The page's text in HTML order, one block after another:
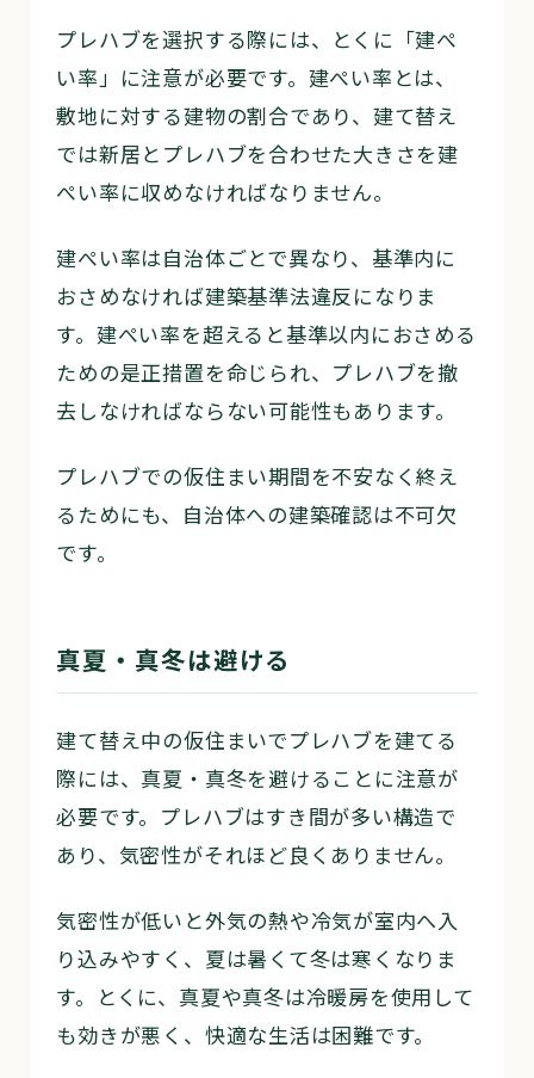
プレハブを選択する際には、とくに「建ぺ
い率」に注意が必要です。建ぺい率とは、
敷地に対する建物の割合であり、建て替え
では新居とプレハブを合わせた大きさを建
ぺい率に収めなければなりません。
建ぺい率は自治体ごとで異なり、基準内に
おさめなければ建築基準法違反になりま
す。建ぺい率を超えると基準以内におさめる
ための是正措置を命じられ、プレハブを撤
去しなければならない可能性もあります。
プレハブでの仮住まい期間を不安なく終え
るためにも、自治体への建築確認は不可欠
です。
真夏・真冬は避ける
建て替え中の仮住まいでプレハブを建てる
際には、真夏・真冬を避けることに注意が
必要です。プレハブはすき間が多い構造で
あり、気密性がそれほど良くありません。
気密性が低いと外気の熱や冷気が室内へ入
り込みやすく、夏は暑くて冬は寒くなりま
す。とくに、真夏や真冬は冷暖房を使用して
も効きが悪く、快適な生活は困難です。